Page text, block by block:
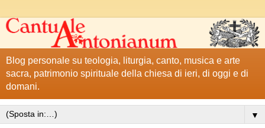
Blog personale su teologia, liturgia, canto, musica e arte
sacra, patrimonio spirituale della chiesa di ieri, di oggi e di
domani.
▼